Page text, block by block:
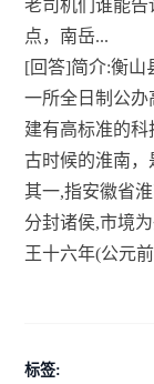
老司机们谁能
点，南岳...
[回答]简介:衡山
一所全日制公办
建有高标准的科
古时候的淮南，
其一,指安徽省
分封诸侯,市境
王十六年(公元
标签: